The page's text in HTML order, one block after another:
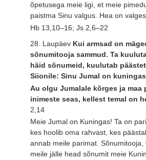
õpetusega meie ligi, et meie
paistma Sinu valgus. Hea on
Hb 13,10–16; Js 2,6–22
28. Laupäev Kui armsad on
sõnumitooja sammud. Ta
häid sõnumeid, kuulutab
Siionile: Sinu Jumal on
Au olgu Jumalale kõrges ja maa
inimeste seas, kellest temal on
2,14
Meie Jumal on Kuningas! Ta on
kes hoolib oma rahvast, kes
annab meile parimat. Sõnumitooja,
meile jälle head sõnumit meie